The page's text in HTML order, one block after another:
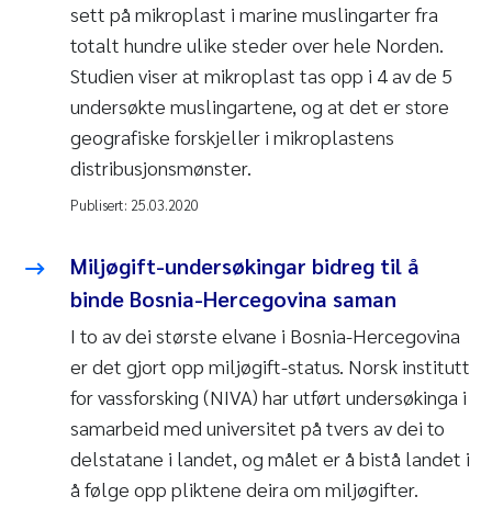
sett på mikroplast i marine muslingarter fra
totalt hundre ulike steder over hele Norden.
Studien viser at mikroplast tas opp i 4 av de 5
undersøkte muslingartene, og at det er store
geografiske forskjeller i mikroplastens
distribusjonsmønster.
Publisert: 25.03.2020
Miljøgift-undersøkingar bidreg til å
binde Bosnia-Hercegovina saman
I to av dei største elvane i Bosnia-Hercegovina
er det gjort opp miljøgift-status. Norsk institutt
for vassforsking (NIVA) har utført undersøkinga i
samarbeid med universitet på tvers av dei to
delstatane i landet, og målet er å bistå landet i
å følge opp pliktene deira om miljøgifter.